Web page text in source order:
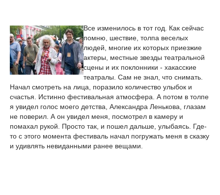
Все изменилось в тот год. Как сейчас
помню, шествие, толпа веселых
людей, многие их которых приезжие
актеры, местные звезды театральной
сцены и их поклонники - хакасские
театралы. Сам не знал, что снимать.
Начал смотреть на лица, поразило количество улыбок и
счастья. Истинно фестивальная атмосфера. А потом в толпе
я увидел голос моего детства, Александра Ленькова, глазам
не поверил. А он увидел меня, посмотрел в камеру и
помахал рукой. Просто так, и пошел дальше, улыбаясь. Где-
то с этого момента фестиваль начал погружать меня в сказку
и удивлять невиданными ранее вещами.